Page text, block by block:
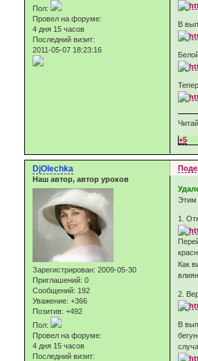
Пол:
Провел на форуме:
4 дня 15 часов
Последний визит:
2011-05-07 18:23:16
В
+5
DjOlechka
Наш автор, автор уроков
Зарегистрирован: 2009-05-30
Приглашений: 0
Сообщений: 192
Уважение: +366
Позитив: +492
Пол:
Провел на форуме:
4 дня 15 часов
Последний визит:
Этим
1.
Как
2.
В